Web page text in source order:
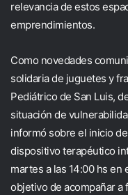
relevancia de estos
emprendimientos.
Como novedades
solidaria de juguetes y
Pediátrico de San Luis,
situación de
informó sobre el inicio
dispositivo terapéutico
martes a las 14:00 hs en
objetivo de acompañar a